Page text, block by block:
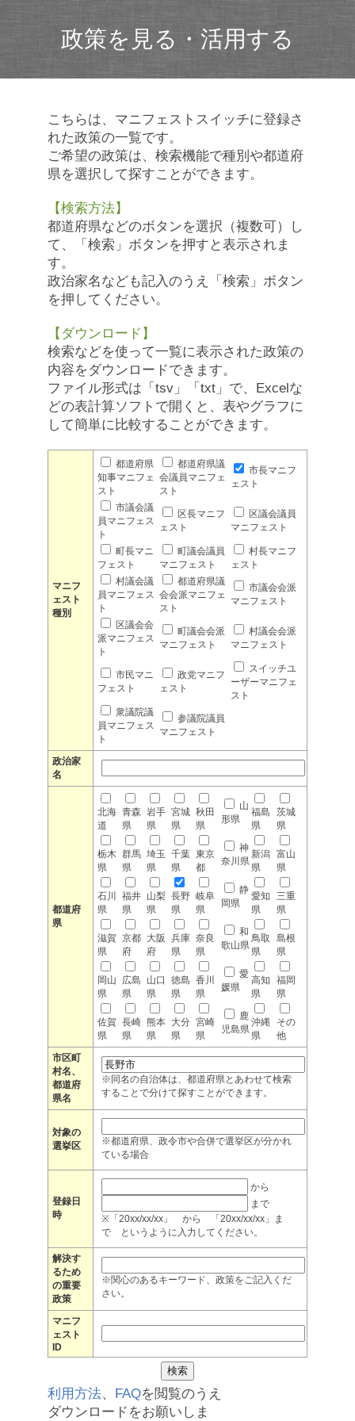
政策を見る・活用する
こちらは、マニフェストスイッチに登録さ
れた政策の一覧です。
ご希望の政策は、検索機能で種別や都道府
県を選択して探すことができます。
【検索方法】
都道府県などのボタンを選択（複数可）し
て、「検索」ボタンを押すと表示されま
す。
政治家名なども記入のうえ「検索」ボタン
を押してください。
【ダウンロード】
検索などを使って一覧に表示された政策の
内容をダウンロードできます。
ファイル形式は「tsv」「txt」で、Excelな
どの表計算ソフトで開くと、表やグラフに
して簡単に比較することができます。
マニフ
ェスト
種別
都道府県
知事マニフェ
スト
都道府県議
会議員マニフェ
スト
市長マニフ
ェスト
市議会議
員マニフェス
ト
区長マニフ
ェスト
区議会議員
マニフェスト
町長マニ
フェスト
町議会議員
マニフェスト
村長マニフ
ェスト
村議会議
員マニフェス
ト
都道府県議
会会派マニフェ
スト
市議会会派
マニフェスト
区議会会
派マニフェス
ト
町議会会派
マニフェスト
村議会会派
マニフェスト
市民マニ
フェスト
政党マニフ
ェスト
スイッチユ
ーザーマニフェ
スト
衆議院議
員マニフェス
ト
参議院議員
マニフェスト
政治家
名
都道府
県
北海
道
青森
県
岩手
県
宮城
県
秋田
県
山
形県
福島
県
茨城
県
栃木
県
群馬
県
埼玉
県
千葉
県
東京
都
神
奈川県
新潟
県
富山
県
石川
県
福井
県
山梨
県
長野
県
岐阜
県
静
岡県
愛知
県
三重
県
滋賀
県
京都
府
大阪
府
兵庫
県
奈良
県
和
歌山県
鳥取
県
島根
県
岡山
県
広島
県
山口
県
徳島
県
香川
県
愛
媛県
高知
県
福岡
県
佐賀
県
長崎
県
熊本
県
大分
県
宮崎
県
鹿
児島県
沖縄
県
その
他
市区町
村名、
都道府
県名
※同名の自治体は、都道府県とあわせて検索
することで分けて探すことができます。
対象の
選挙区
※都道府県、政令市や合併で選挙区が分かれ
ている場合
登録日
時
から
まで
※「20xx/xx/xx」 から 「20xx/xx/xx」ま
で というように入力してください。
解決す
るため
の重要
政策
※関心のあるキーワード、政策をご記入くだ
さい。
マニフ
ェスト
ID
利用方法、 FAQを閲覧のうえ
ダウンロードをお願いしま